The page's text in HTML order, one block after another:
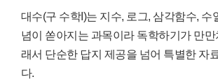
대수(구 수학I)는 지수, 로그, 삼각함수, 수
념이 쏟아지는 과목이라 독학하기가 만만
래서 단순한 답지 제공을 넘어 특별한 자
다.